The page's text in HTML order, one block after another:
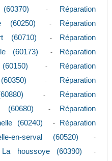
-
Réparation
(60250)
-
Réparation
(60710)
-
Réparation
(60173)
-
Réparation
-
Réparation
-
Réparation
-
Réparation
(60680)
-
Réparation
(60240)
-
Réparation
en-serval (60520)
-
La houssoye (60390) -